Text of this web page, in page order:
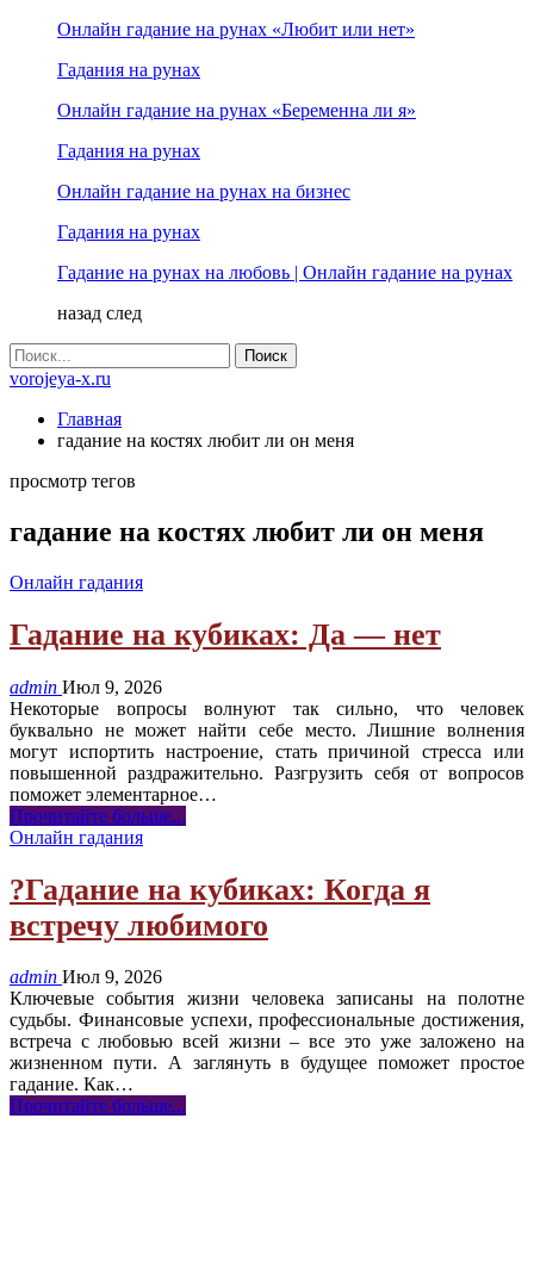
Онлайн гадание на рунах «Любит или нет»
Гадания на рунах
Онлайн гадание на рунах «Беременна ли я»
Гадания на рунах
Онлайн гадание на рунах на бизнес
Гадания на рунах
Гадание на рунах на любовь | Онлайн гадание на рунах
назад след
vorojeya-x.ru
Главная
гадание на костях любит ли он меня
просмотр тегов
гадание на костях любит ли он меня
Онлайн гадания
Гадание на кубиках: Да — нет
admin Июл 9, 2026
Некоторые вопросы волнуют так сильно, что человек
буквально не может найти себе место. Лишние волнения
могут испортить настроение, стать причиной стресса или
повышенной раздражительно. Разгрузить себя от вопросов
поможет элементарное…
Прочитайте больше...
Онлайн гадания
?Гадание на кубиках: Когда я
встречу любимого
admin Июл 9, 2026
Ключевые события жизни человека записаны на полотне
судьбы. Финансовые успехи, профессиональные достижения,
встреча с любовью всей жизни – все это уже заложено на
жизненном пути. А заглянуть в будущее поможет простое
гадание. Как…
Прочитайте больше...